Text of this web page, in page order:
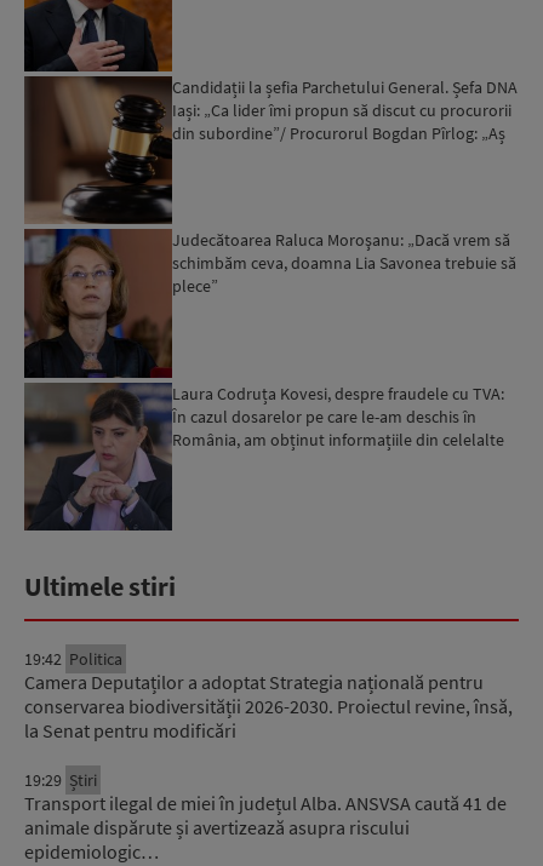
Candidații la șefia Parchetului General. Șefa DNA
Iași: „Ca lider îmi propun să discut cu procurorii
din subordine”/ Procurorul Bogdan Pîrlog: „Aș
Judecătoarea Raluca Moroşanu: „Dacă vrem să
schimbăm ceva, doamna Lia Savonea trebuie să
plece”
Laura Codruța Kovesi, despre fraudele cu TVA:
În cazul dosarelor pe care le-am deschis în
România, am obținut informațiile din celelalte
Ultimele stiri
19:42 Politica
Camera Deputaților a adoptat Strategia națională pentru
conservarea biodiversității 2026-2030. Proiectul revine, însă,
la Senat pentru modificări
19:29 Știri
Transport ilegal de miei în județul Alba. ANSVSA caută 41 de
animale dispărute și avertizează asupra riscului
epidemiologic…